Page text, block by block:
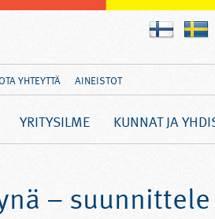
YRITYSILME KUNNAT JA
YHTEYTTÄ AINEISTOT
–